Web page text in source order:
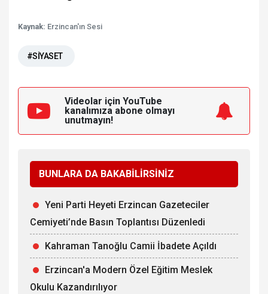
Kaynak: Erzincan'ın Sesi
#SİYASET
Videolar için YouTube
kanalımıza abone olmayı
unutmayın!
BUNLARA DA BAKABİLİRSİNİZ
Yeni Parti Heyeti Erzincan Gazeteciler
Cemiyeti’nde Basın Toplantısı Düzenledi
Kahraman Tanoğlu Camii İbadete Açıldı
Erzincan'a Modern Özel Eğitim Meslek
Okulu Kazandırılıyor